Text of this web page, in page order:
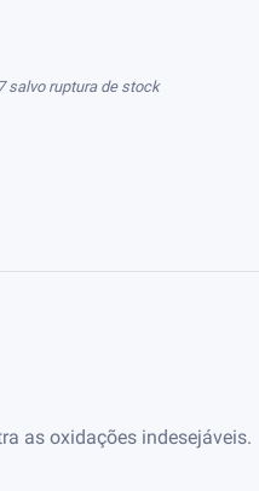
salvo ruptura de stock
as oxidações indesejáveis.